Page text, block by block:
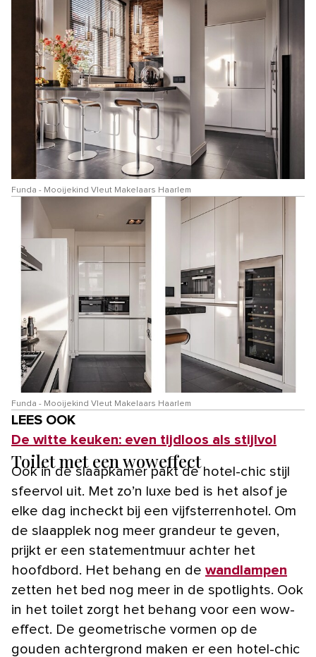
Funda - Mooijekind Vleut Makelaars Haarlem
Funda - Mooijekind Vleut Makelaars Haarlem
LEES OOK
De witte keuken: even tijdloos als stijlvol
Toilet met een woweffect
Ook in de slaapkamer pakt de hotel-chic stijl
sfeervol uit. Met zo’n luxe bed is het alsof je
elke dag incheckt bij een vijfsterrenhotel. Om
de slaapplek nog meer grandeur te geven,
prijkt er een statementmuur achter het
hoofdbord. Het behang en de wandlampen
zetten het bed nog meer in de spotlights. Ook
in het toilet zorgt het behang voor een wow-
effect. De geometrische vormen op de
gouden achtergrond maken er een hotel-chic